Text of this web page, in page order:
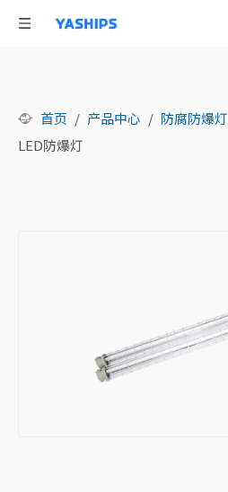
首页 / 产品中心 / 防腐防爆灯
LED防爆灯